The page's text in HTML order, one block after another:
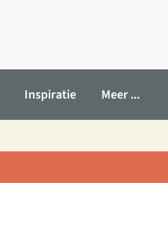
Inspiratie Meer ...